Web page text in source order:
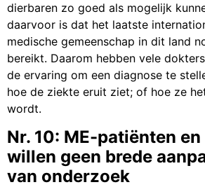
dierbaren zo goed als mogelijk
daarvoor is dat het laatste
medische gemeenschap in dit land
bereikt. Daarom hebben vele
de ervaring om een diagnose te
hoe de ziekte eruit ziet; of hoe ze
wordt.
Nr. 10: ME-patiënten
willen geen brede
van onderzoek